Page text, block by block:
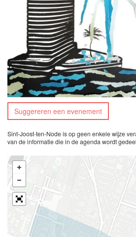
Suggereren een evenement
Sint-Joost-ten-Node is op geen enkele wijze
van de informatie die in de agenda wordt